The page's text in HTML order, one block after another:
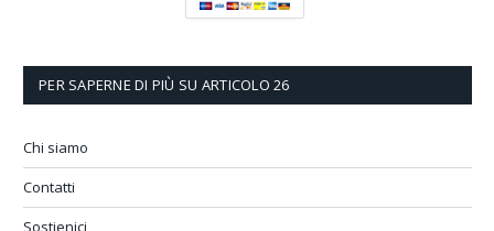
PER SAPERNE DI PIÙ SU ARTICOLO 26
Chi siamo
Contatti
Sostienici